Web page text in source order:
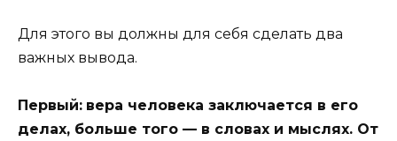
Для этого вы должны для себя сделать два
важных вывода.
Первый: вера человека заключается в его
делах, больше того — в словах и мыслях. От